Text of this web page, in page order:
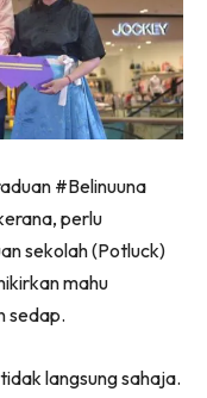
#Belinuuna
perlu
sekolah (Potluck)
mahu
sedap.
langsung sahaja.